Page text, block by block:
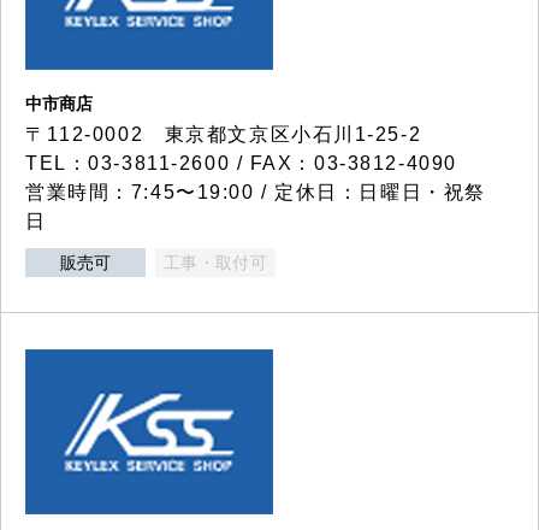
中市商店
〒112-0002 東京都文京区小石川1-25-2
TEL：03-3811-2600 / FAX：03-3812-4090
営業時間：7:45〜19:00 / 定休日：日曜日・祝祭
日
販売可 工事・取付可